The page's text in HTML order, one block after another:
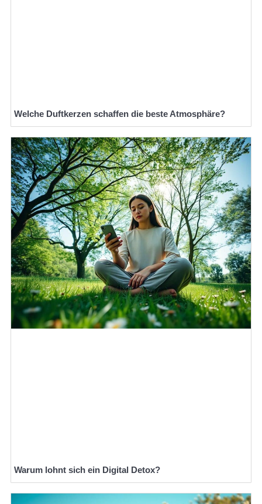
Welche Duftkerzen schaffen die beste Atmosphäre?
Warum lohnt sich ein Digital Detox?